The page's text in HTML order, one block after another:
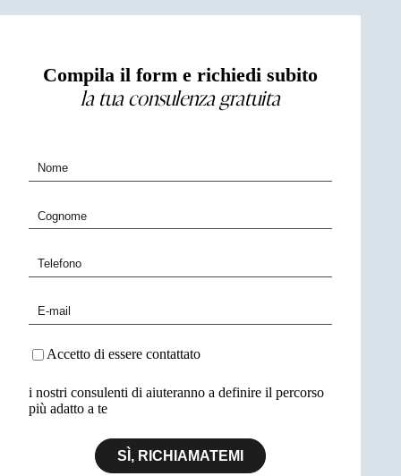
Compila il form e richiedi subito
la tua consulenza gratuita
Accetto di essere contattato
i nostri consulenti di aiuteranno a definire il percorso
più adatto a te
SÌ, RICHIAMATEMI